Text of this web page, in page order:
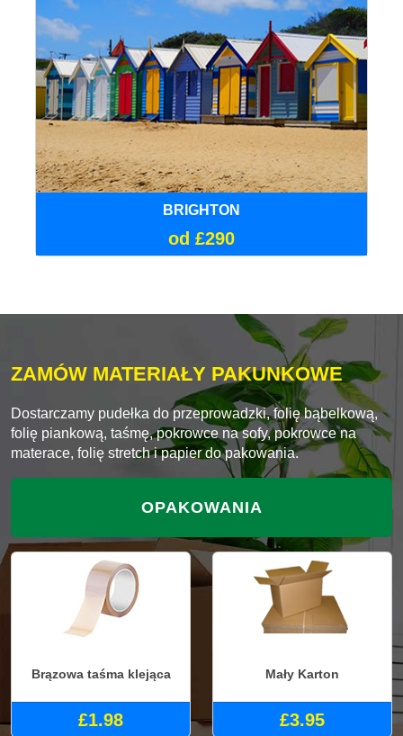
BRIGHTON
od £290
ZAMÓW MATERIAŁY PAKUNKOWE
Dostarczamy pudełka do przeprowadzki, folię bąbelkową,
folię piankową, taśmę, pokrowce na sofy, pokrowce na
materace, folię stretch i papier do pakowania.
OPAKOWANIA
Brązowa taśma klejąca
£1.98
Mały Karton
£3.95